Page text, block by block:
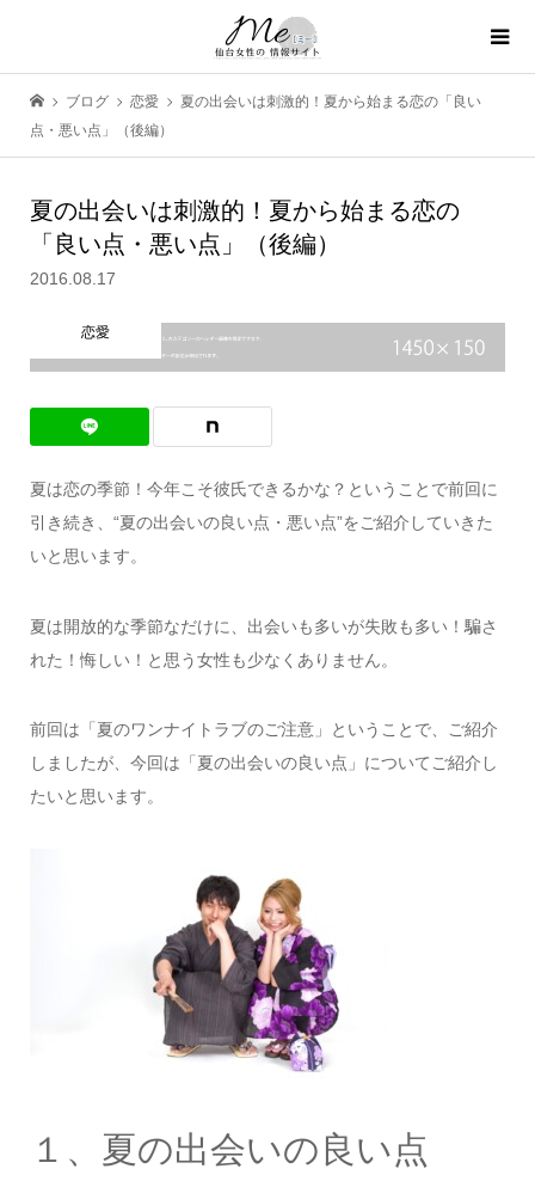
ブログ 恋愛
夏の出会いは刺激的！夏から始まる恋の「良い
点・悪い点」（後編）
夏の出会いは刺激的！夏から始まる恋の
「良い点・悪い点」（後編）
2016.08.17
恋愛
夏は恋の季節！今年こそ彼氏できるかな？ということで前回に
引き続き、“夏の出会いの良い点・悪い点”をご紹介していきた
いと思います。
夏は開放的な季節なだけに、出会いも多いが失敗も多い！騙さ
れた！悔しい！と思う女性も少なくありません。
前回は「夏のワンナイトラブのご注意」ということで、ご紹介
しましたが、今回は「夏の出会いの良い点」についてご紹介し
たいと思います。
１、夏の出会いの良い点